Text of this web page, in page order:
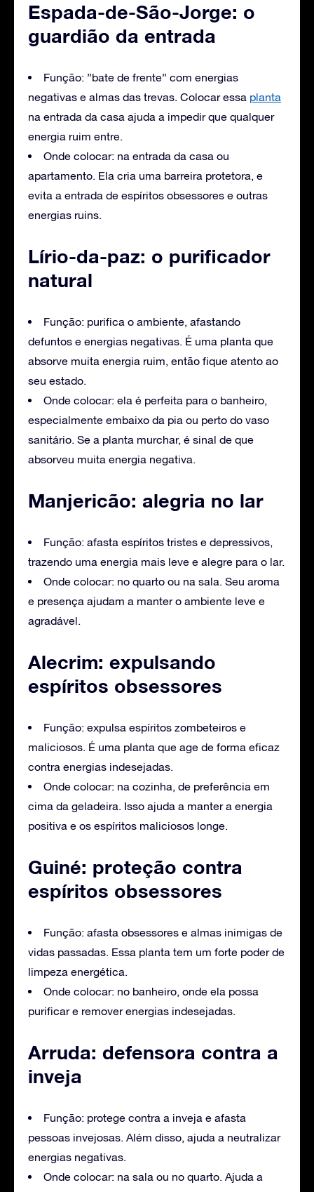
Espada-de-São-Jorge: o
guardião da entrada
Função: ”bate de frente” com energias
negativas e almas das trevas. Colocar essa planta
na entrada da casa ajuda a impedir que qualquer
energia ruim entre.
Onde colocar: na entrada da casa ou
apartamento. Ela cria uma barreira protetora, e
evita a entrada de espíritos obsessores e outras
energias ruins.
Lírio-da-paz: o purificador
natural
Função: purifica o ambiente, afastando
defuntos e energias negativas. É uma planta que
absorve muita energia ruim, então fique atento ao
seu estado.
Onde colocar: ela é perfeita para o banheiro,
especialmente embaixo da pia ou perto do vaso
sanitário. Se a planta murchar, é sinal de que
absorveu muita energia negativa.
Manjericão: alegria no lar
Função: afasta espíritos tristes e depressivos,
trazendo uma energia mais leve e alegre para o lar.
Onde colocar: no quarto ou na sala. Seu aroma
e presença ajudam a manter o ambiente leve e
agradável.
Alecrim: expulsando
espíritos obsessores
Função: expulsa espíritos zombeteiros e
maliciosos. É uma planta que age de forma eficaz
contra energias indesejadas.
Onde colocar: na cozinha, de preferência em
cima da geladeira. Isso ajuda a manter a energia
positiva e os espíritos maliciosos longe.
Guiné: proteção contra
espíritos obsessores
Função: afasta obsessores e almas inimigas de
vidas passadas. Essa planta tem um forte poder de
limpeza energética.
Onde colocar: no banheiro, onde ela possa
purificar e remover energias indesejadas.
Arruda: defensora contra a
inveja
Função: protege contra a inveja e afasta
pessoas invejosas. Além disso, ajuda a neutralizar
energias negativas.
Onde colocar: na sala ou no quarto. Ajuda a